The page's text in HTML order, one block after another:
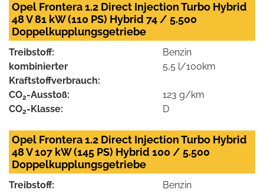
Opel Frontera 1.2 Direct Injection Turbo Hybrid
48 V 81 kW (110 PS) Hybrid 74 / 5.500
Doppelkupplungsgetriebe
Treibstoff:
Benzin
kombinierter
Kraftstoffverbrauch:
5,5 l/100km
CO2-Ausstoß:
123 g/km
CO2-Klasse: D
Opel Frontera 1.2 Direct Injection Turbo Hybrid
48 V 107 kW (145 PS) Hybrid 100 / 5.500
Doppelkupplungsgetriebe
Treibstoff:
Benzin